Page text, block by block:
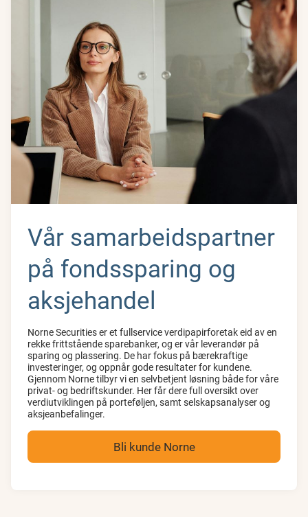
Vår samarbeidspartner
på fondssparing og
aksjehandel
Norne Securities er et fullservice verdipapirforetak eid av en
rekke frittstående sparebanker, og er vår leverandør på
sparing og plassering. De har fokus på bærekraftige
investeringer, og oppnår gode resultater for kundene.
Gjennom Norne tilbyr vi en selvbetjent løsning både for våre
privat- og bedriftskunder. Her får dere full oversikt over
verdiutviklingen på porteføljen, samt selskapsanalyser og
aksjeanbefalinger.
Bli kunde Norne